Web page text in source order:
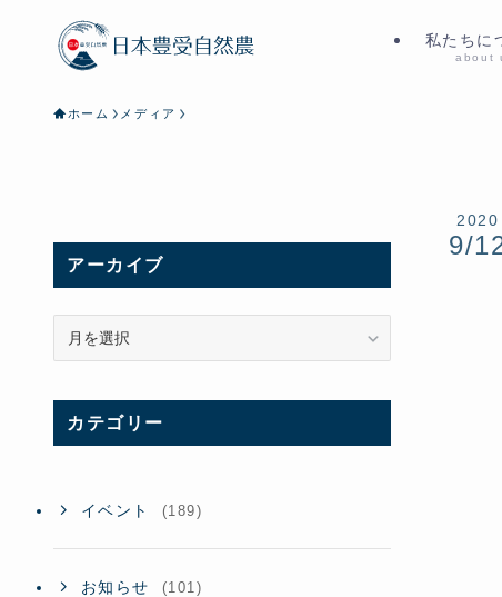
私たちに
about
ホーム メディア
2020
9/
アーカイブ
ー
イ
ブカテゴリー
イベント (189)
お知らせ (101)